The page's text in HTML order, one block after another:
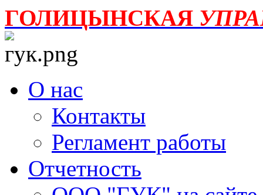
ГОЛИЦЫНСКАЯ
О нас
Контакты
Регламент работы
Отчетность